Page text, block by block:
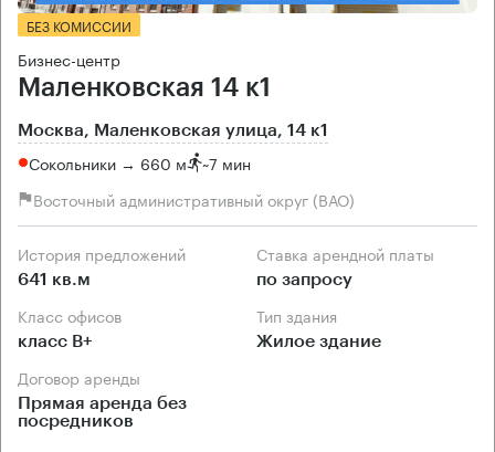
БЕЗ КОМИССИИ
Бизнес-центр
Маленковская 14 к1
Москва, Маленковская улица, 14 к1
Сокольники → 660 м ~7 мин
Восточный административный округ (ВАО)
История предложений
641 кв.м
Ставка арендной платы
по запросу
Класс офисов
класс B+
Тип здания
Жилое здание
Договор аренды
Прямая аренда без
посредников